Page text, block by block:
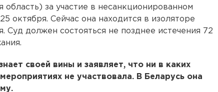
область) за участие в несанкционированном
октября. Сейчас она находится в изоляторе
Суд должен состояться не позднее истечения 72
своей вины и заявляет, что ни в каких
не участвовала. В Беларусь она